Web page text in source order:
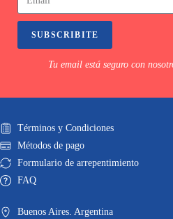
SUBSCRIBITE
Tu email está seguro con
Términos y Condiciones
Métodos de pago
Formulario de arrepentimiento
FAQ
Buenos Aires. Argentina